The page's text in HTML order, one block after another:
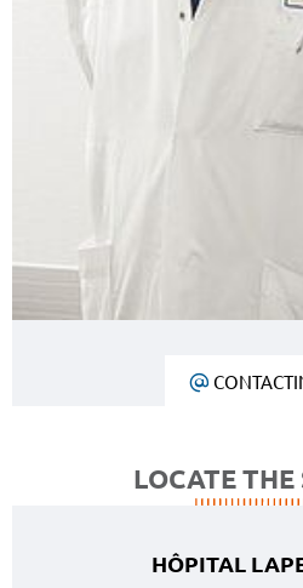
LOCATE THE
HÔPITAL